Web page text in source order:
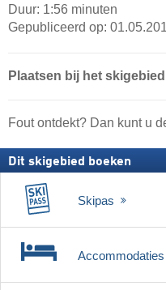
Duur: 1:56 minuten
Gepubliceerd op:
Plaatsen bij het skigebied
Fout ontdekt? Dan kunt u
Dit skigebied boeken
Skipas
Accommodaties